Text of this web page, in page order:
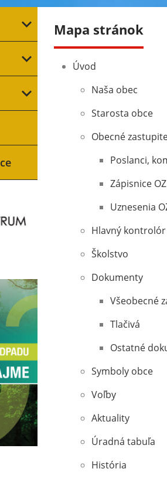
Mapa stránok
Úvod
Naša obec
Starosta obce
Obecné
Poslanci,
Zápisnice OZ
Uznesenia
Hlavný kontrolór
Školstvo
Dokumenty
Všeobecné
Tlačivá
Ostatné
Symboly obce
Voľby
Aktuality
Úradná tabuľa
História